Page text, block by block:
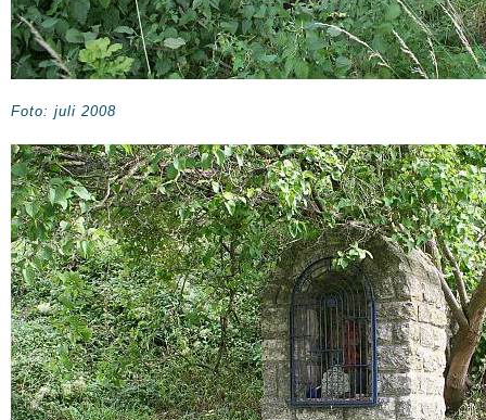
Foto: juli 2008